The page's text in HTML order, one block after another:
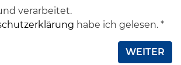
verarbeitet.
habe ich gelesen. *
WEITER